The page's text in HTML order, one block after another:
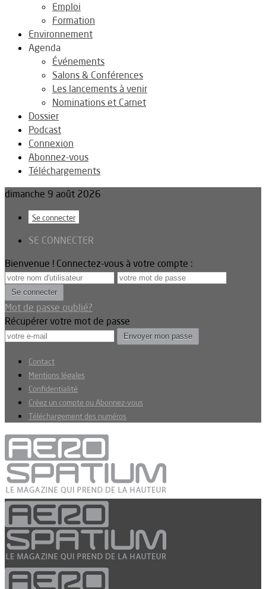
Emploi
Formation
Environnement
Agenda
Événements
Salons & Conférences
Les lancements à venir
Nominations et Carnet
Dossier
Podcast
Connexion
Abonnez-vous
Téléchargements
dimanche 9 août 2026
Se connecter
SE CONNECTER
Bienvenue ! Connectez-vous à votre compte :
Mot de passe oublié?
Récupérer votre mot de passe
Contact
Mentions légales
Confidentialité
Créez un compte ou Abonnez-vous
Téléchargement des numéros